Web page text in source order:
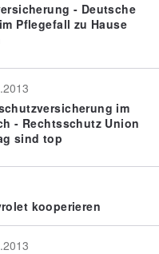
- Deutsche
Pflegefall zu Hause
im
- Rechtsschutz Union
sind top
kooperieren